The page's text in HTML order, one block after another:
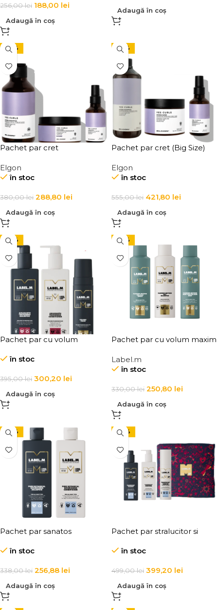
256,00lei 188,00 lei
Adaugă în coș
Adaugă în coș
-24%
Pachet par cret
Elgon
în stoc
380,00lei 288,80 lei
Adaugă în coș
-24%
Pachet par cret (Big Size)
Elgon
în stoc
555,00lei 421,80 lei
Adaugă în coș
-24%
Pachet par cu volum
în stoc
395,00lei 300,20 lei
Adaugă în coș
-24%
Pachet par cu volum maxim
Label.m
în stoc
330,00lei 250,80 lei
Adaugă în coș
-24%
Pachet par sanatos
în stoc
338,00lei 256,88 lei
Adaugă în coș
-20%
Pachet par stralucitor si
în stoc
499,00lei 399,20 lei
Adaugă în coș